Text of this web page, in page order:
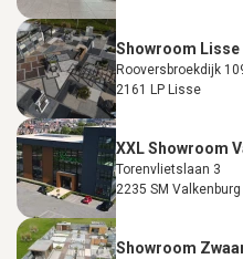
Showroom Lisse
Rooversbroekdijk
2161 LP Lisse
XXL Showroom
Torenvlietslaan 3
2235 SM Valkenburg
Showroom